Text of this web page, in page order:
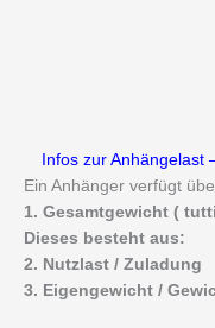
Infos zur Anhängelast
Ein Anhänger verfügt
1. Gesamtgewicht (
Dieses besteht aus:
2. Nutzlast / Zuladung
3. Eigengewicht /